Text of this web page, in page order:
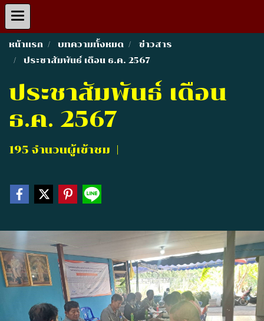
หน้าแรก บทความทั้งหมด
ข่าวสาร
ประชาสัมพันธ์ เดือน ธ.ค. 2567
ประชาสัมพันธ์ เดือน
ธ.ค. 2567
195 จำนวนผู้เข้าชม